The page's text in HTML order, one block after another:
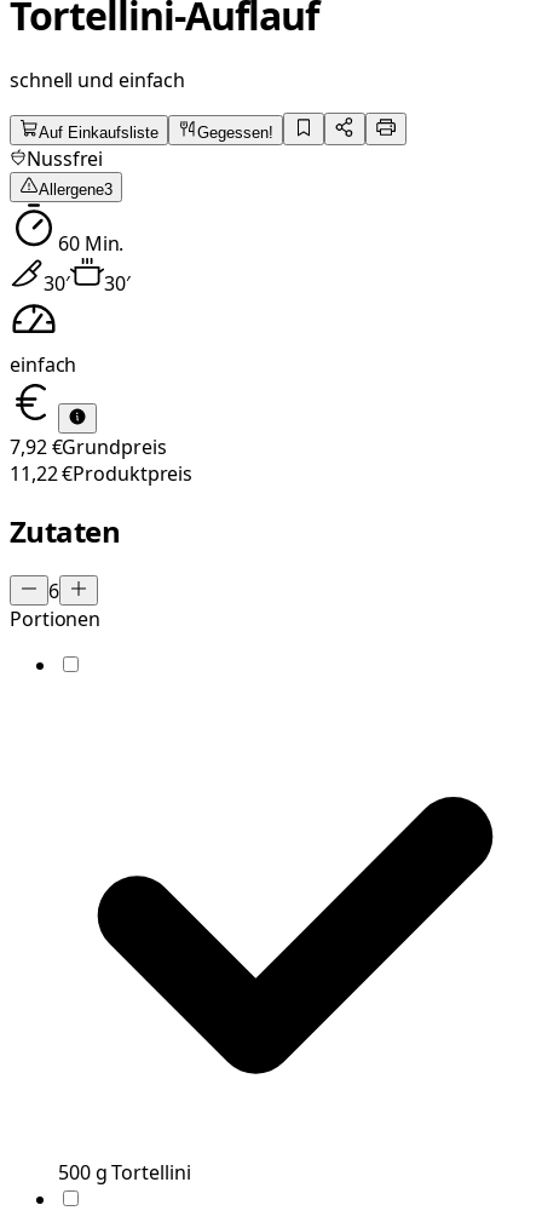
Tortellini-Auflauf
schnell und einfach
Auf Einkaufsliste Gegessen!
Nussfrei
Allergene3
60Min.
30′ 30′
einfach
7,92 €Grundpreis
11,22 €Produktpreis
Zutaten
6
Portionen
500g Tortellini